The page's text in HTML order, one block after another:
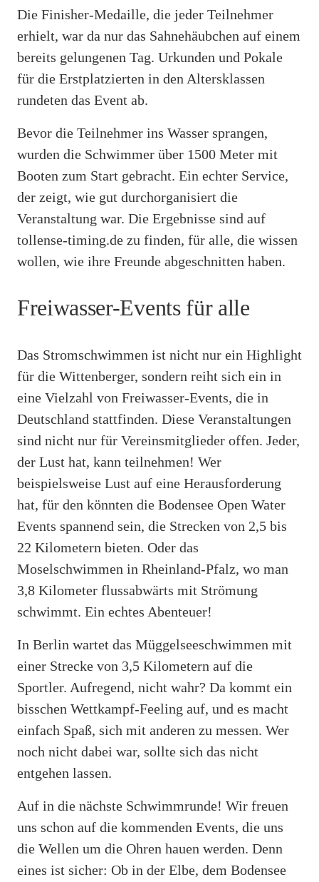
Die Finisher-Medaille, die jeder Teilnehmer
erhielt, war da nur das Sahnehäubchen auf einem
bereits gelungenen Tag. Urkunden und Pokale
für die Erstplatzierten in den Altersklassen
rundeten das Event ab.
Bevor die Teilnehmer ins Wasser sprangen,
wurden die Schwimmer über 1500 Meter mit
Booten zum Start gebracht. Ein echter Service,
der zeigt, wie gut durchorganisiert die
Veranstaltung war. Die Ergebnisse sind auf
tollense-timing.de zu finden, für alle, die wissen
wollen, wie ihre Freunde abgeschnitten haben.
Freiwasser-Events für alle
Das Stromschwimmen ist nicht nur ein Highlight
für die Wittenberger, sondern reiht sich ein in
eine Vielzahl von Freiwasser-Events, die in
Deutschland stattfinden. Diese Veranstaltungen
sind nicht nur für Vereinsmitglieder offen. Jeder,
der Lust hat, kann teilnehmen! Wer
beispielsweise Lust auf eine Herausforderung
hat, für den könnten die Bodensee Open Water
Events spannend sein, die Strecken von 2,5 bis
22 Kilometern bieten. Oder das
Moselschwimmen in Rheinland-Pfalz, wo man
3,8 Kilometer flussabwärts mit Strömung
schwimmt. Ein echtes Abenteuer!
In Berlin wartet das Müggelseeschwimmen mit
einer Strecke von 3,5 Kilometern auf die
Sportler. Aufregend, nicht wahr? Da kommt ein
bisschen Wettkampf-Feeling auf, und es macht
einfach Spaß, sich mit anderen zu messen. Wer
noch nicht dabei war, sollte sich das nicht
entgehen lassen.
Auf in die nächste Schwimmrunde! Wir freuen
uns schon auf die kommenden Events, die uns
die Wellen um die Ohren hauen werden. Denn
eines ist sicher: Ob in der Elbe, dem Bodensee